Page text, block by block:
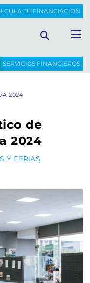
TU FINANCIACIÓN
SERVICIOS FINANCIEROS
2024
de
2024
Y FERIAS